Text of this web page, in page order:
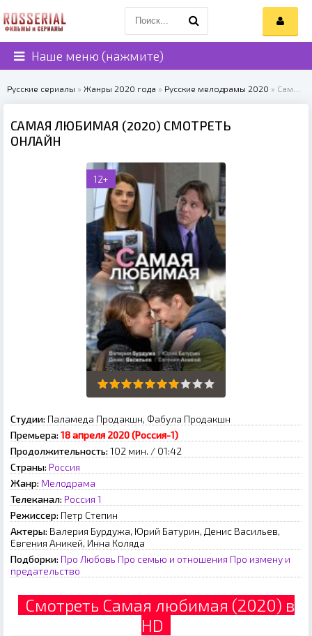
Наше меню (нажмите)
Русские сериалы » Жанры 2020 года » Русские мелодрамы 2020 » Самая любимая (2020)
САМАЯ ЛЮБИМАЯ (2020) СМОТРЕТЬ
ОНЛАЙН
12+
Студии: Паламеда Продакшн, Фабула Продакшн
Премьера: 18 апреля 2020 (Россия-1)
Продолжительность: 102 мин. / 01:42
Страны: Россия
Жанр: Мелодрама
Телеканал: Россия 1
Режиссер: Петр Степин
Актеры: Валерия Бурдужа, Юрий Батурин, Денис Васильев,
Евгения Аникей, Инна Коляда
Подборки: Про Любовь Про семью и отношения Про измену и
предательство
Смотреть Самая любимая (2020) в
HD